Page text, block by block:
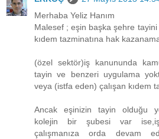
Merhaba Yeliz Hanım
Malesef ; eşin başka şehre tayini
kıdem tazminatına hak
(özel sektör)iş kanununda
tayin ve benzeri uygulama
veya (istfa eden) çalışan kıdem
Ancak eşinizin tayin olduğu
kolejin bir şubesi var
çalışmanıza orda devam